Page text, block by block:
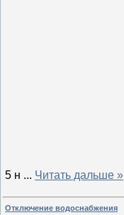
5 н ... Читать дальше »
Отключение водоснабжения